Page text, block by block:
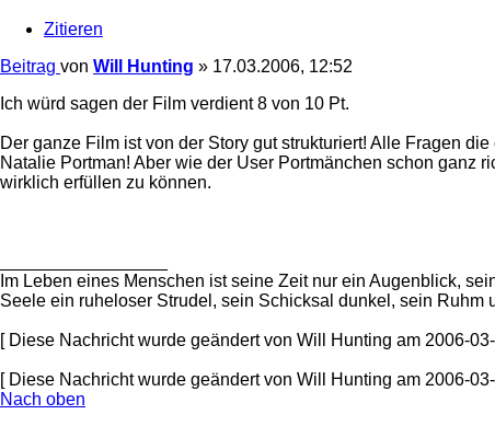
Zitieren
Beitrag von Will Hunting » 17.03.2006, 12:52
Ich würd sagen der Film verdient 8 von 10 Pt.
Der ganze Film ist von der Story gut strukturiert! Alle Fragen
Natalie Portman! Aber wie der User Portmänchen schon ganz
wirklich erfüllen zu können.
Im Leben eines Menschen ist seine Zeit nur ein Augenblick,
Seele ein ruheloser Strudel, sein Schicksal dunkel, sein Ruhm
[ Diese Nachricht wurde geändert von Will Hunting am 2006-03-
[ Diese Nachricht wurde geändert von Will Hunting am 2006-03-
Nach oben